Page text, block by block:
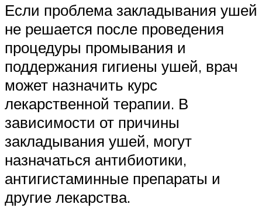
Если проблема закладывания ушей
не решается после проведения
процедуры промывания и
поддержания гигиены ушей, врач
может назначить курс
лекарственной терапии. В
зависимости от причины
закладывания ушей, могут
назначаться антибиотики,
антигистаминные препараты и
другие лекарства.